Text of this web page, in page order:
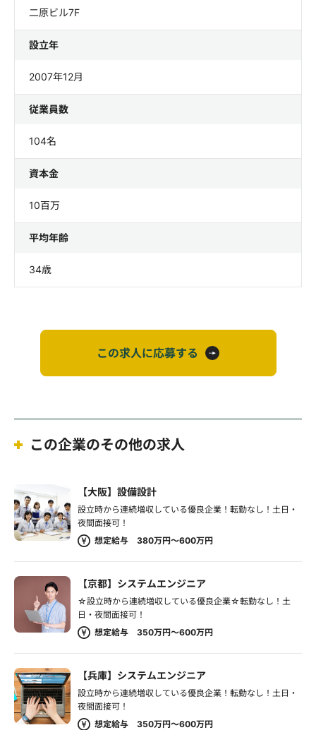
二原ビル7F
設立年
2007年12月
従業員数
104名
資本金
10百万
平均年齢
34歳
この求人に応募する
この企業のその他の求人
【大阪】設備設計
設立時から連続増収している優良企業！転勤なし！土日・
夜間面接可！
想定給与 380万円～600万円
【京都】システムエンジニア
☆設立時から連続増収している優良企業☆転勤なし！土
日・夜間面接可！
想定給与 350万円～600万円
【兵庫】システムエンジニア
設立時から連続増収している優良企業！転勤なし！土日・
夜間面接可！
想定給与 350万円～600万円